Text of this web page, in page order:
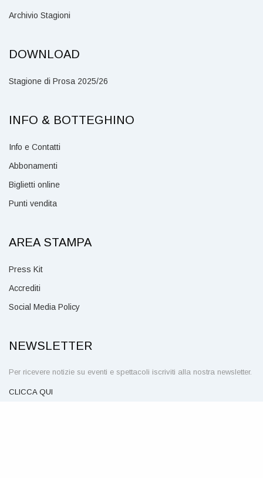
Archivio Stagioni
DOWNLOAD
Stagione di Prosa 2025/26
INFO & BOTTEGHINO
Info e Contatti
Abbonamenti
Biglietti online
Punti vendita
AREA STAMPA
Press Kit
Accrediti
Social Media Policy
NEWSLETTER
Per ricevere notizie su eventi e spettacoli iscriviti alla nostra newsletter.
CLICCA QUI